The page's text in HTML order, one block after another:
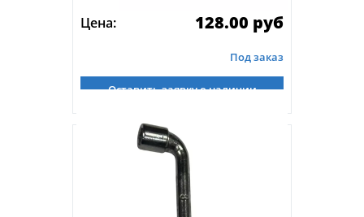
Цена:
128.00 руб
Под заказ
Оставить заявку о наличии